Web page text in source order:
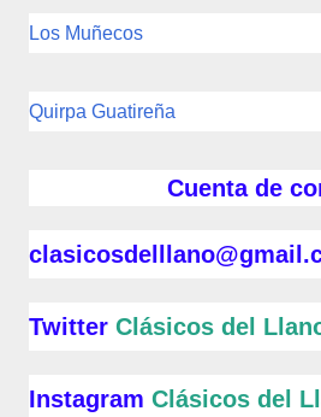
Los Muñecos
Quirpa Guatireña
Cuenta de
Twitter Clásicos del
Instagram Clásicos del